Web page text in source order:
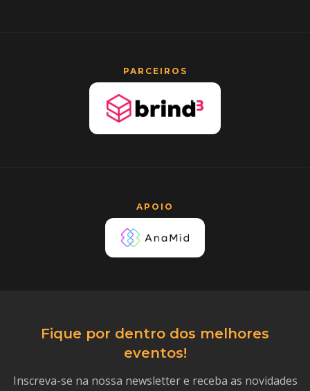
PARCEIROS
APOIO
Fique por dentro dos melhores
eventos!
Inscreva-se na nossa newsletter e receba as novidades